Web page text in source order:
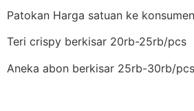
Patokan Harga satuan ke
Teri crispy berkisar 20rb-25rb/pcs
Aneka abon berkisar 25rb-30rb/pcs